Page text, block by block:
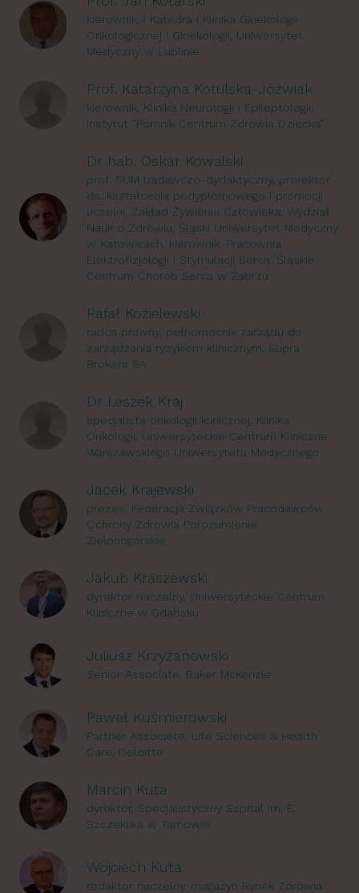
kierownik, I Katedra i Klinika Ginekologii
Onkologicznej i Ginekologii, Uniwersytet
Medyczny w Lublinie
Prof. Katarzyna Kotulska-Jóźwiak
kierownik, Klinika Neurologii i Epileptologii,
Instytut "Pomnik Centrum Zdrowia Dziecka"
Dr hab. Oskar Kowalski
prof. SUM badawczo-dydaktyczny, prorektor
ds. kształcenia podyplomowego i promocji
uczelni, Zakład Żywienia Człowieka, Wydział
Nauk o Zdrowiu, Śląski Uniwersytet Medyczny
w Katowicach, kierownik, Pracownia
Elektrofizjologii i Stymulacji Serca, Śląskie
Centrum Chorób Serca w Zabrzu
Rafał Kozielewski
radca prawny, pełnomocnik zarządu ds.
zarządzania ryzykiem klinicznym, Supra
Brokers SA
Dr Leszek Kraj
specjalista onkologii klinicznej, Klinika
Onkologii, Uniwersyteckie Centrum Kliniczne
Warszawskiego Uniwersytetu Medycznego
Jacek Krajewski
prezes, Federacja Związków Pracodawców
Ochrony Zdrowia Porozumienie
Zielonogórskie
Jakub Kraszewski
dyrektor naczelny, Uniwersyteckie Centrum
Kliniczne w Gdańsku
Juliusz Krzyżanowski
Senior Associate, Baker McKenzie
Paweł Kuśmierowski
Partner Associete, Life Sciences & Health
Care, Deloitte
Marcin Kuta
dyrektor, Specjalistyczny Szpital im. E.
Szczeklika w Tarnowie
Wojciech Kuta
redaktor naczelny, magazyn Rynek Zdrowia